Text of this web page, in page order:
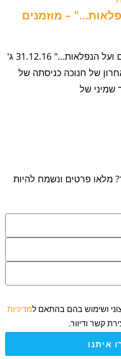
– מוזמנים
ניוזלטר מספר 1 "על הניסים ועל הנפלאות…" 31.12.16 ג'
של חנוכה כניסתה של
שמיני של
מלאו פרטים ונשמח להיות
ושימוש בהם בהתאם למדיניות
קשר ודיוור.
איתנו